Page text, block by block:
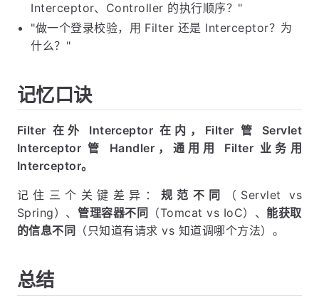
Interceptor、Controller 的执行顺序？"
"做一个登录校验，用 Filter 还是 Interceptor？为
什么？"
记忆口诀
Filter 在外 Interceptor 在内，Filter 管 Servlet
Interceptor 管 Handler，通用用 Filter 业务用
Interceptor。
记住三个关键差异：规范不同
（Servlet vs
Spring）、管理容器不同 （Tomcat vs IoC）、 能获取
的信息不同
（只知道有请求 vs 知道调哪个方法）。
总结